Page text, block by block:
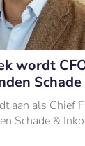
wordt
aan als Chief
Schade &